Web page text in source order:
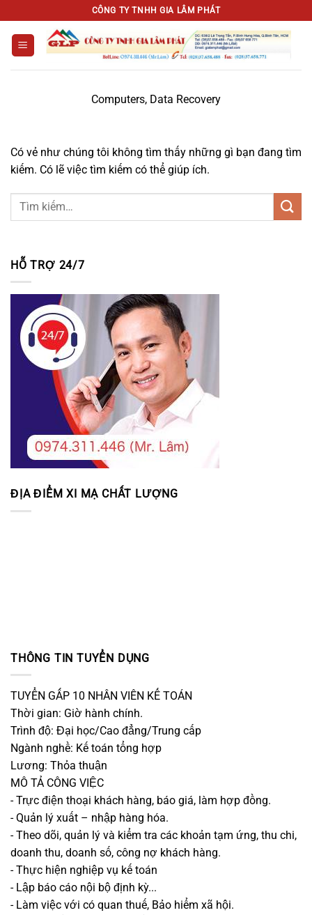
đến
dung
CÔNG TY TNHH GIA LÂM PHÁT
Computers, Data Recovery
Có vẻ như chúng tôi không tìm thấy những gì bạn đang tìm
kiếm. Có lẽ việc tìm kiếm có thể giúp ích.
HỖ TRỢ 24/7
ĐỊA ĐIỂM XI MẠ CHẤT LƯỢNG
THÔNG TIN TUYỂN DỤNG
TUYỂN GẤP 10 NHÂN VIÊN KẾ TOÁN
Thời gian: Giờ hành chính.
Trình độ: Đại học/Cao đẳng/Trung cấp
Ngành nghề: Kế toán tổng hợp
Lương: Thỏa thuận
MÔ TẢ CÔNG VIỆC
- Trực điện thoại khách hàng, báo giá, làm hợp đồng.
- Quản lý xuất – nhập hàng hóa.
- Theo dõi, quản lý và kiểm tra các khoản tạm ứng, thu chi,
doanh thu, doanh số, công nợ khách hàng.
- Thực hiện nghiệp vụ kế toán
- Lập báo cáo nội bộ định kỳ...
- Làm việc với có quan thuế, Bảo hiểm xã hội.